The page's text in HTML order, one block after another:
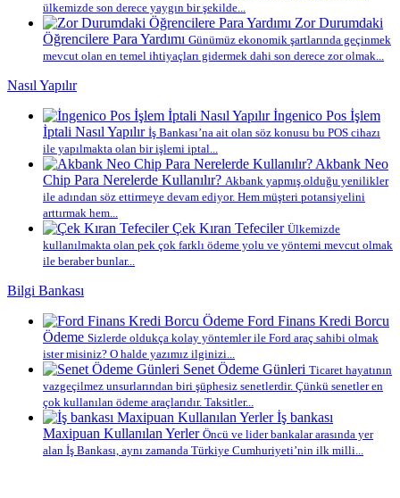
ülkemizde son derece yaygın bir şekilde...
Zor Durumdaki
Öğrencilere Para Yardımı Günümüz ekonomik şartlarında geçinmek
mevcut olan en temel ihtiyaçları gidermek dahi son derece zor olmak...
Nasıl Yapılır
İngenico Pos İşlem
İptali Nasıl Yapılır İş Bankası’na ait olan söz konusu bu POS cihazı
ile yapılmakta olan bir işlemi iptal...
Akbank Neo
Chip Para Nerelerde Kullanılır? Akbank yapmış olduğu yenilikler
ile adından söz ettirmeye devam ediyor. Hem müşteri potansiyelini
arttırmak hem...
Çek Kıran Tefeciler Ülkemizde
kullanılmakta olan pek çok farklı ödeme yolu ve yöntemi mevcut olmak
ile beraber bunlar...
Bilgi Bankası
Ford Finans Kredi Borcu
Ödeme Sizlerde oldukça kolay yöntemler ile Ford araç sahibi olmak
ister misiniz? O halde yazımız ilginizi...
Senet Ödeme Günleri Ticaret hayatının
vazgeçilmez unsurlarından biri şüphesiz senetlerdir. Çünkü senetler en
çok kullanılan ödeme araçlarıdır. Taksitler...
İş bankası
Maxipuan Kullanılan Yerler Öncü ve lider bankalar arasında yer
alan İş Bankası, aynı zamanda Türkiye Cumhuriyeti’nin ilk milli...